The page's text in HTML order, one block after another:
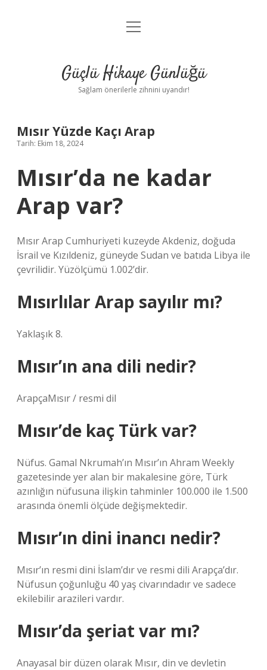
Anasayfa
Yasal Uyarı
menüyü
Güçlü Hikaye Günlüğü
Sağlam önerilerle zihnini uyandır!
Mısır Yüzde Kaçı Arap
Tarih: Ekim 18, 2024
Mısır’da ne kadar
Arap var?
Mısır Arap Cumhuriyeti kuzeyde Akdeniz, doğuda
İsrail ve Kızıldeniz, güneyde Sudan ve batıda Libya ile
çevrilidir. Yüzölçümü 1.002’dir.
Mısırlılar Arap sayılır mı?
Yaklaşık 8.
Mısır’ın ana dili nedir?
ArapçaMısır / resmi dil
Mısır’de kaç Türk var?
Nüfus. Gamal Nkrumah’ın Mısır’ın Ahram Weekly
gazetesinde yer alan bir makalesine göre, Türk
azınlığın nüfusuna ilişkin tahminler 100.000 ile 1.500
arasında önemli ölçüde değişmektedir.
Mısır’ın dini inancı nedir?
Mısır’ın resmi dini İslam’dır ve resmi dili Arapça’dır.
Nüfusun çoğunluğu 40 yaş civarındadır ve sadece
ekilebilir arazileri vardır.
Mısır’da şeriat var mı?
Anayasal bir düzen olarak Mısır, din ve devletin